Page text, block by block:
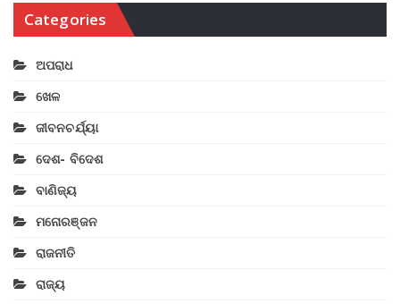
Categories
ଅପରାଧ
ଖେଳ
ଜୀବନଚର୍ଯ୍ୟା
ଦେଶ- ବିଦେଶ
ବାଣିଜ୍ୟ
ମନୋରଞ୍ଜନ
ରାଜନୀତି
ରାଜ୍ୟ